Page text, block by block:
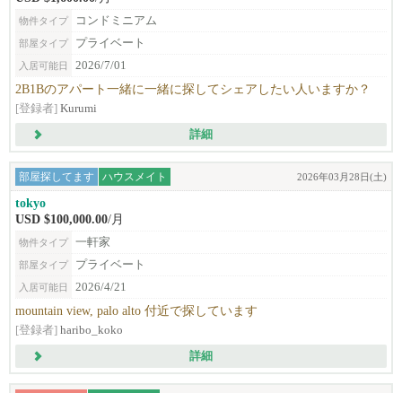
物件タイプ コンドミニアム
部屋タイプ プライベート
入居可能日 2026/7/01
2B1Bのアパート一緒に一緒に探してシェアしたい人いますか？
[登録者] Kurumi
詳細
部屋探してます ハウスメイト 2026年03月28日(土)
tokyo
USD $100,000.00/月
物件タイプ 一軒家
部屋タイプ プライベート
入居可能日 2026/4/21
mountain view, palo alto 付近で探しています
[登録者] haribo_koko
詳細